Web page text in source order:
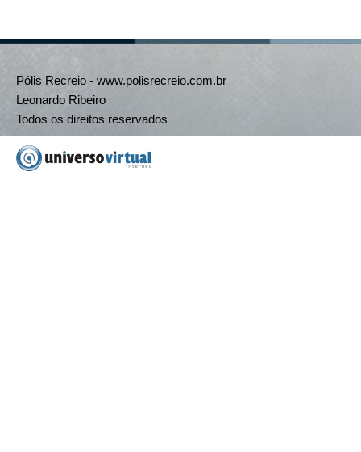
Pólis Recreio - www.polisrecreio.com.br
Leonardo Ribeiro
Todos os direitos reservados